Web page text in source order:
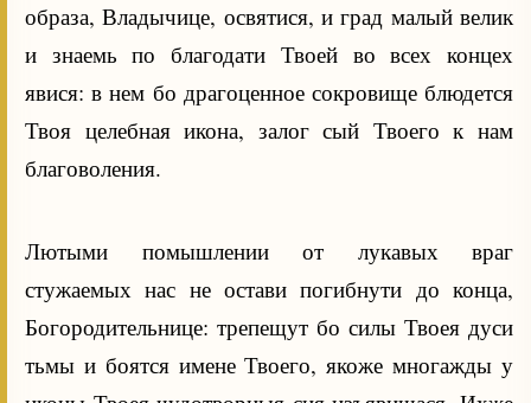
образа, Владычице, освятися, и град малый велик
и знаемь по благодати Твоей во всех концех
явися: в нем бо драгоценное сокровище блюдется
Твоя целебная икона, залог сый Твоего к нам
благоволения.
Лютыми помышлении от лукавых враг
стужаемых нас не остави погибнути до конца,
Богородительнице: трепещут бо силы Твоея дуси
тьмы и боятся имене Твоего, якоже многажды у